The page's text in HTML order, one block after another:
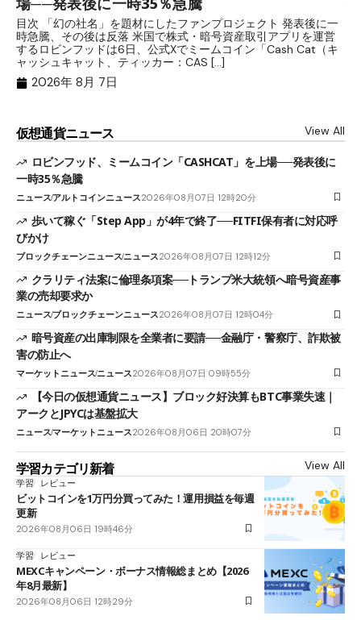
目次 「幻の社名」を題材にしたファンプロジェクト 発表後に一
時急騰、その後は反落 米国で株式・暗号資産取引アプリを運営
するロビンフッドは6日、公式Xでミームコイン「Cash Cat（キ
ャッシュキャット、ティッカー：CAS […]
2026年 8月 7日
仮想通貨ニュース View All
ロビンフッド、ミームコイン「CASHCAT」を上場──発表後に
一時35％急騰
ニュースアルトコインニュース2026年08月07日 12時20分
歩いて稼ぐ「Step App」が4年で終了──FITFI保有者に対応呼
びかけ
ブロックチェーンニュースニュース2026年08月07日 12時12分
クラリティ法案に倫理条項案──トランプ米大統領へ暗号資産事
業の売却要求か
ニュースブロックチェーンニュース2026年08月07日 12時04分
暗号資産の出庫制限を全業者に要請──金融庁・警察庁、詐欺被
害の防止へ
マーケットニュースニュース2026年08月07日 09時55分
【今日の仮想通貨ニュース】ブロック好決算もBTC事業失速｜
アークとJPYCは基盤拡大
ニュースマーケットニュース2026年08月06日 20時07分
学習カテゴリ新着 View All
学習 レビュー
ビットコインを1万円分買ってみた！運用損益を毎週
更新
2026年08月06日 19時46分
学習 レビュー
MEXCキャンペーン・ボーナス情報総まとめ【2026
年8月最新】
2026年08月06日 12時29分